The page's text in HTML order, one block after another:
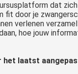
dat
fit door je
verlenen
hoe jouw
laatst